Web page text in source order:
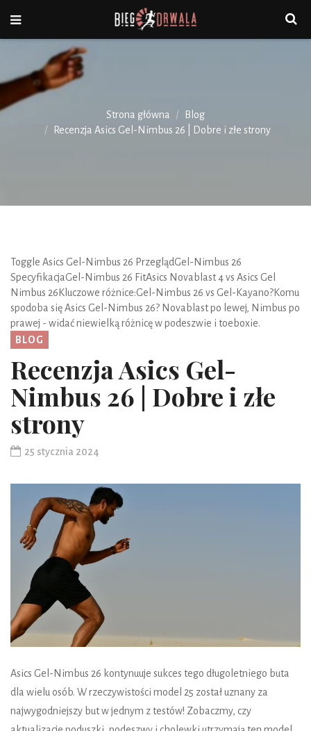
Strona główna
Blog
Recenzja Asics Gel-Nimbus 26 | Dobre i złe strony
Toggle Asics Gel-Nimbus 26 PrzeglądGel-Nimbus 26
SpecyfikacjaGel-Nimbus 26 FitAsics Novablast 4 vs Asics Gel
Nimbus 26Kluczowe różnice:Gel-Nimbus 26 vs Gel-Kayano?Komu
spodoba się Asics Gel-Nimbus 26? Novablast po lewej, Nimbus po
prawej - widać niewielką różnicę w podeszwie i toeboxie.
BLOG
Recenzja Asics Gel-
Nimbus 26 | Dobre i złe
strony
25 stycznia 2024
Asics Gel-Nimbus 26 kontynuuje sukces tego długoletniego buta
dla wielu osób. W rzeczywistości model 25 został uznany za
najwygodniejszy but w jednym z testów! Zobaczmy, czy